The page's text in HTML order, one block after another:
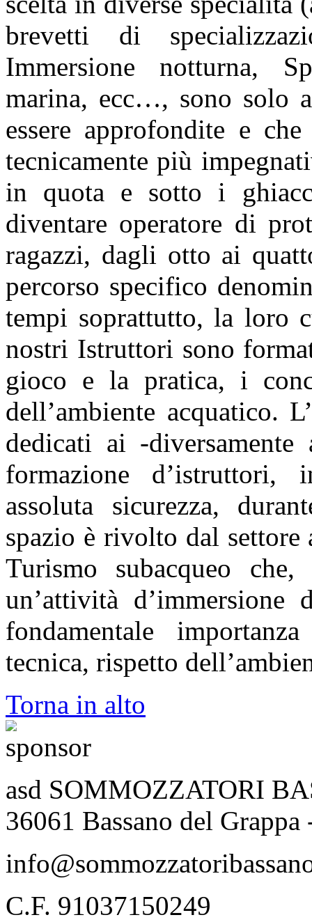
brevetti di
Immersione notturna,
marina, ecc…, sono solo
essere approfondite e
tecnicamente più
in quota e sotto i
diventare operatore di
ragazzi, dagli otto ai
percorso specifico
tempi soprattutto, la loro
nostri Istruttori sono
gioco e la pratica, i
dell’ambiente acquatico.
dedicati ai -
formazione
assoluta sicurezza,
spazio è rivolto dal settore
Turismo subacqueo
un’attività
fondamentale
tecnica, rispetto
Torna in alto
asd SOMMOZZATORI
36061 Bassano del
C.F. 91037150249